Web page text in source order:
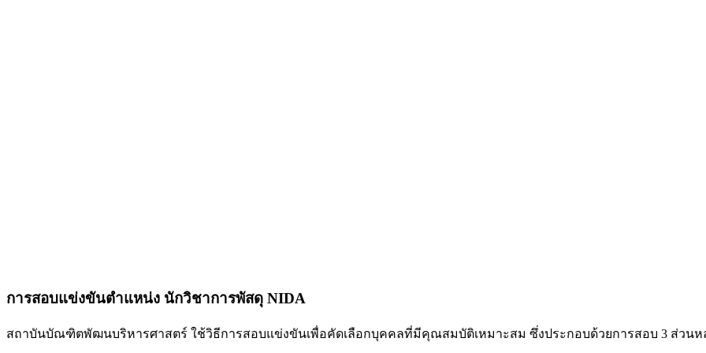
การสอบแข่งขันตำแหน่ง นักวิชาการพัสดุ NIDA
สถาบันบัณฑิตพัฒนบริหารศาสตร์ ใช้วิธีการสอบแข่งขันเพื่อคัดเลือกบุคคลที่มีคุณสมบัติเหมาะสม ซึ่งประกอบด้วยการสอบ 3 ส่วนห